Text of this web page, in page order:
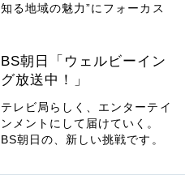
知る地域の魅力”にフォーカス
BS朝日「ウェルビーイン
グ放送中！」
テレビ局らしく、エンターテイ
ンメントにして届けていく。
BS朝日の、新しい挑戦です。